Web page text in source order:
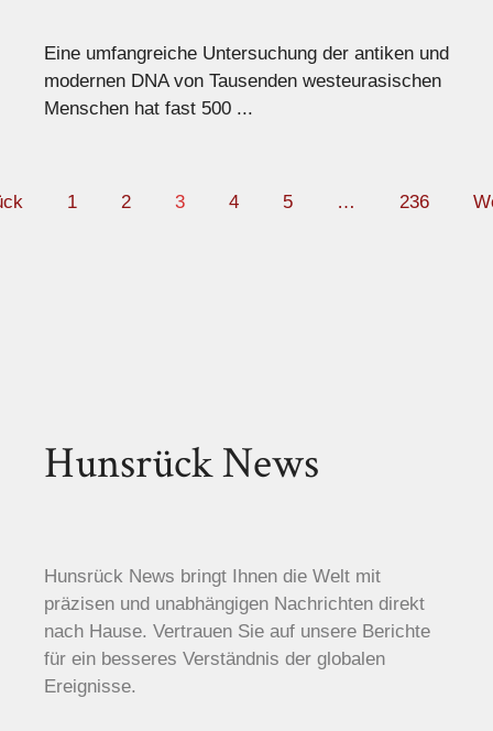
Eine umfangreiche Untersuchung der antiken und
modernen DNA von Tausenden westeurasischen
Menschen hat fast 500 ...
1 2 3 4 5 … 236
Hunsrück News
Hunsrück News bringt Ihnen die Welt mit
präzisen und unabhängigen Nachrichten direkt
nach Hause. Vertrauen Sie auf unsere Berichte
für ein besseres Verständnis der globalen
Ereignisse.